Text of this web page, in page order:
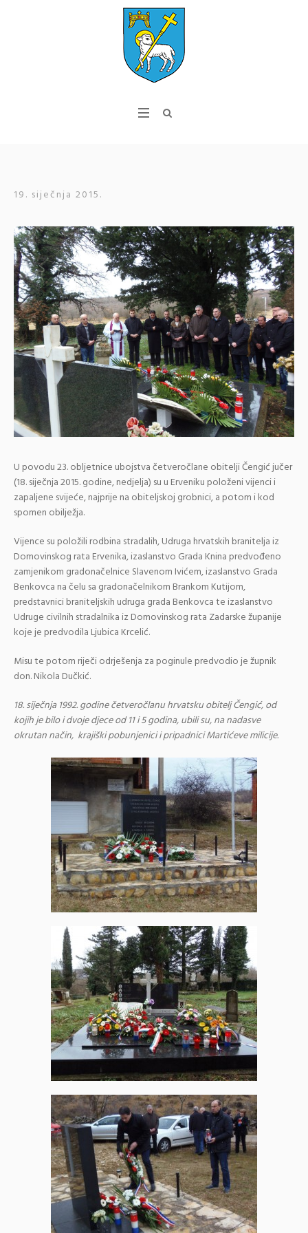
19. siječnja 2015.
U povodu 23. obljetnice ubojstva četveročlane obitelji Čengić jučer
(18. siječnja 2015. godine, nedjelja) su u Erveniku položeni vijenci i
zapaljene svijeće, najprije na obiteljskoj grobnici, a potom i kod
spomen obilježja.
Vijence su položili rodbina stradalih, Udruga hrvatskih branitelja iz
Domovinskog rata Ervenika, izaslanstvo Grada Knina predvođeno
zamjenikom gradonačelnice Slavenom Ivićem, izaslanstvo Grada
Benkovca na čelu sa gradonačelnikom Brankom Kutijom,
predstavnici braniteljskih udruga grada Benkovca te izaslanstvo
Udruge civilnih stradalnika iz Domovinskog rata Zadarske županije
koje je predvodila Ljubica Krcelić.
Misu te potom riječi odrješenja za poginule predvodio je župnik
don. Nikola Dučkić.
18. siječnja 1992. godine četveročlanu hrvatsku obitelj Čengić, od
kojih je bilo i dvoje djece od 11 i 5 godina, ubili su, na nadasve
okrutan način, krajiški pobunjenici i pripadnici Martićeve milicije.